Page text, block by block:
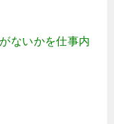
ないかを仕事内